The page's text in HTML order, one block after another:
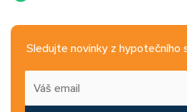
Sledujte novinky z hypotečního